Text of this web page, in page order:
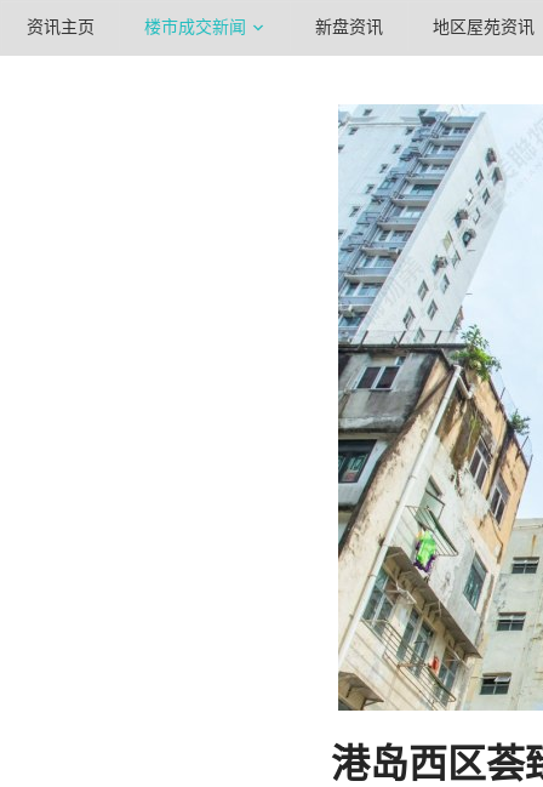
资讯主页 楼市成交新闻 新盘资讯 地区屋苑资讯
港岛西区荟